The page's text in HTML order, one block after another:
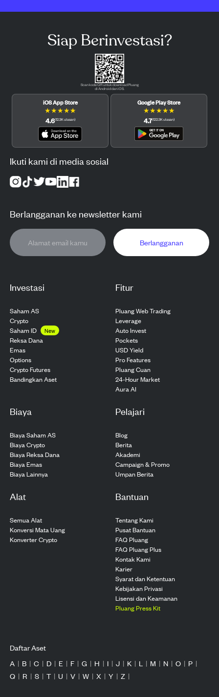
Investasi
Saham AS
Crypto
Saham ID
New
Reksa Dana
Emas
Options
Crypto Futures
Bandingkan Aset
Fitur
Pluang Web Trading
Leverage
Auto Invest
Pockets
USD Yield
Pro Features
Pluang Cuan
24-Hour Market
Aura AI
Biaya
Biaya Saham AS
Biaya Crypto
Biaya Reksa Dana
Biaya Emas
Biaya Lainnya
Pelajari
Blog
Berita
Akademi
Campaign & Promo
Umpan Berita
Alat
Semua Alat
Konversi Mata Uang
Konverter Crypto
Bantuan
Tentang Kami
Pusat Bantuan
FAQ Pluang
FAQ Pluang Plus
Kontak Kami
Karier
Syarat dan Ketentuan
Kebijakan Privasi
Lisensi dan Keamanan
Pluang Press Kit
Siap Berinvestasi?
Scan kode QR untuk download Pluang
di Android dan iOS.
iOS App Store
★★★★★
4.6(12.3Kulasan)
Google Play Store
★★★★★
4.7(122.3Kulasan)
Ikuti kami di media sosial
Berlangganan ke newsletter kami
Berlangganan
Daftar Aset
A | B | C | D | E | F | G | H | I | J | K | L | M | N | O | P |
Q | R | S | T | U | V | W | X | Y | Z |